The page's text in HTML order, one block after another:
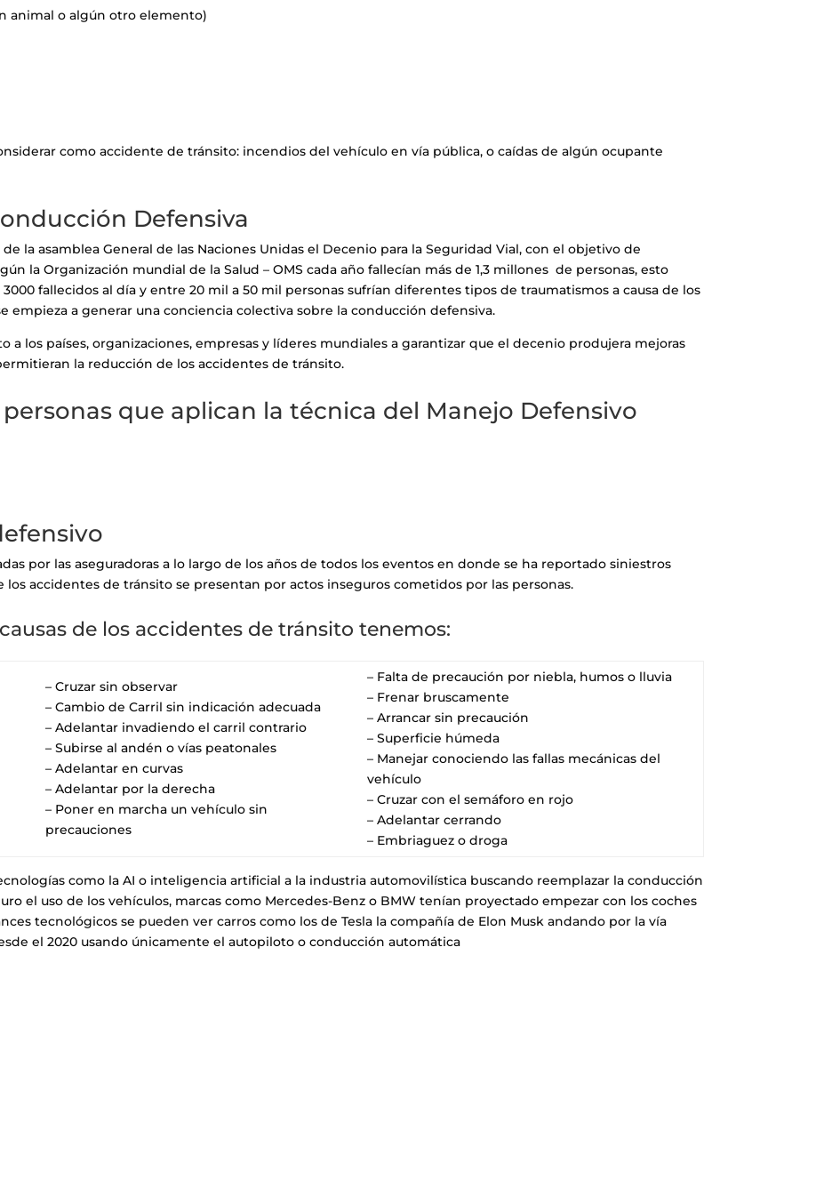
animal o algún otro elemento)
como accidente de tránsito: incendios del vehículo en vía pública, o caídas de algún ocupante
Defensiva
la asamblea General de las Naciones Unidas el Decenio para la Seguridad Vial, con el objetivo de
la Organización mundial de la Salud – OMS cada año fallecían más de 1,3 millones de personas, esto
fallecidos al día y entre 20 mil a 50 mil personas sufrían diferentes tipos de traumatismos a causa de los
empieza a generar una conciencia colectiva sobre la conducción defensiva.
a los países, organizaciones, empresas y líderes mundiales a garantizar que el decenio produjera mejoras
la reducción de los accidentes de tránsito.
que aplican la técnica del Manejo Defensivo
por las aseguradoras a lo largo de los años de todos los eventos en donde se ha reportado siniestros
los accidentes de tránsito se presentan por actos inseguros cometidos por las personas.
de los accidentes de tránsito tenemos:
– Cruzar sin observar
– Cambio de Carril sin indicación adecuada
– Adelantar invadiendo el carril contrario
– Subirse al andén o vías peatonales
– Adelantar en curvas
– Adelantar por la derecha
– Poner en marcha un vehículo sin
precauciones
– Falta de precaución por niebla, humos o lluvia
– Frenar bruscamente
– Arrancar sin precaución
– Superficie húmeda
– Manejar conociendo las fallas mecánicas del
vehículo
– Cruzar con el semáforo en rojo
– Adelantar cerrando
– Embriaguez o droga
como la AI o inteligencia artificial a la industria automovilística buscando reemplazar la conducción
el uso de los vehículos, marcas como Mercedes-Benz o BMW tenían proyectado empezar con los coches
tecnológicos se pueden ver carros como los de Tesla la compañía de Elon Musk andando por la vía
el 2020 usando únicamente el autopiloto o conducción automática